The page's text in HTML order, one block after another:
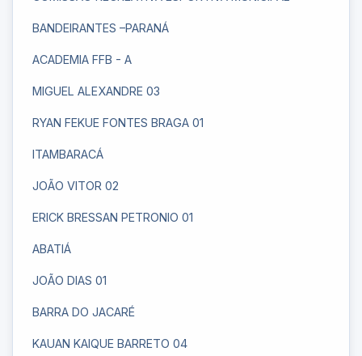
BANDEIRANTES –PARANÁ
ACADEMIA FFB - A
MIGUEL ALEXANDRE 03
RYAN FEKUE FONTES BRAGA 01
ITAMBARACÁ
JOÃO VITOR 02
ERICK BRESSAN PETRONIO 01
ABATIÁ
JOÃO DIAS 01
BARRA DO JACARÉ
KAUAN KAIQUE BARRETO 04